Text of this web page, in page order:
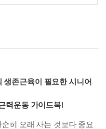
생존근육이 필요한 시니어
력운동 가이드북!
히 오래 사는 것보다 중요